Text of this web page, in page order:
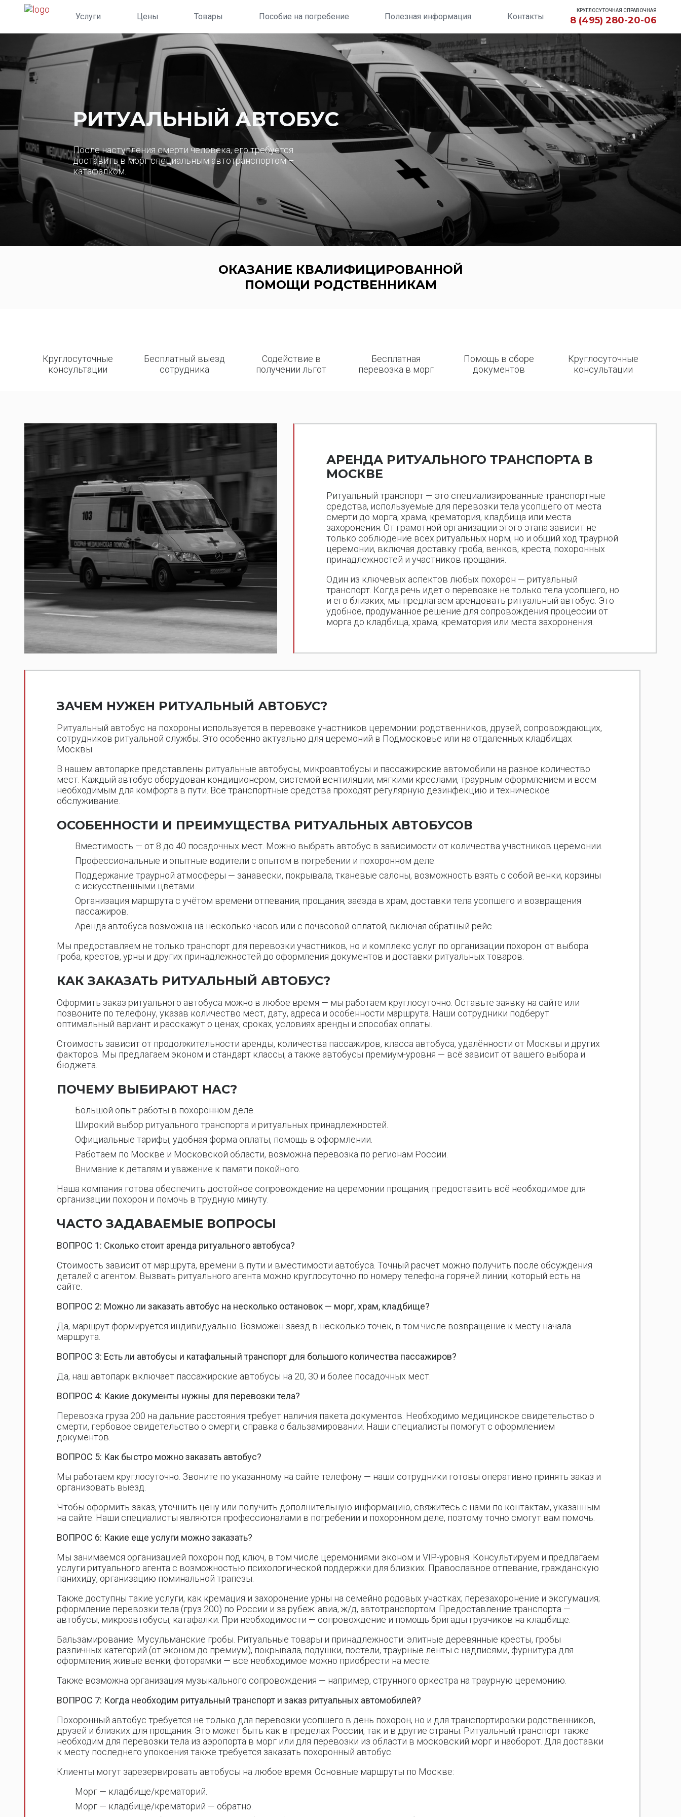
Услуги Цены Товары Пособие на погребение Полезная информация Контакты
КРУГЛОСУТОЧНАЯ СПРАВОЧНАЯ
8 (495) 280-20-06
РИТУАЛЬНЫЙ АВТОБУС
После наступления смерти человека, его требуется
доставить в морг специальным автотранспортом –
катафалком.
ОКАЗАНИЕ КВАЛИФИЦИРОВАННОЙ
ПОМОЩИ РОДСТВЕННИКАМ
Круглосуточные
консультации
Бесплатный выезд
сотрудника
Содействие в
получении льгот
Бесплатная
перевозка в морг
Помощь в сборе
документов
Круглосуточные
консультации
АРЕНДА РИТУАЛЬНОГО ТРАНСПОРТА В
МОСКВЕ
Ритуальный транспорт — это специализированные транспортные
средства, используемые для перевозки тела усопшего от места
смерти до морга, храма, крематория, кладбища или места
захоронения. От грамотной организации этого этапа зависит не
только соблюдение всех ритуальных норм, но и общий ход траурной
церемонии, включая доставку гроба, венков, креста, похоронных
принадлежностей и участников прощания.
Один из ключевых аспектов любых похорон — ритуальный
транспорт. Когда речь идет о перевозке не только тела усопшего, но
и его близких, мы предлагаем арендовать ритуальный автобус. Это
удобное, продуманное решение для сопровождения процессии от
морга до кладбища, храма, крематория или места захоронения.
ЗАЧЕМ НУЖЕН РИТУАЛЬНЫЙ АВТОБУС?
Ритуальный автобус на похороны используется в перевозке участников церемонии: родственников, друзей, сопровождающих,
сотрудников ритуальной службы. Это особенно актуально для церемоний в Подмосковье или на отдаленных кладбищах
Москвы.
В нашем автопарке представлены ритуальные автобусы, микроавтобусы и пассажирские автомобили на разное количество
мест. Каждый автобус оборудован кондиционером, системой вентиляции, мягкими креслами, траурным оформлением и всем
необходимым для комфорта в пути. Все транспортные средства проходят регулярную дезинфекцию и техническое
обслуживание.
ОСОБЕННОСТИ И ПРЕИМУЩЕСТВА РИТУАЛЬНЫХ АВТОБУСОВ
Вместимость — от 8 до 40 посадочных мест. Можно выбрать автобус в зависимости от количества участников церемонии.
Профессиональные и опытные водители с опытом в погребении и похоронном деле.
Поддержание траурной атмосферы — занавески, покрывала, тканевые салоны, возможность взять с собой венки, корзины
с искусственными цветами.
Организация маршрута с учётом времени отпевания, прощания, заезда в храм, доставки тела усопшего и возвращения
пассажиров.
Аренда автобуса возможна на несколько часов или с почасовой оплатой, включая обратный рейс.
Мы предоставляем не только транспорт для перевозки участников, но и комплекс услуг по организации похорон: от выбора
гроба, крестов, урны и других принадлежностей до оформления документов и доставки ритуальных товаров.
КАК ЗАКАЗАТЬ РИТУАЛЬНЫЙ АВТОБУС?
Оформить заказ ритуального автобуса можно в любое время — мы работаем круглосуточно. Оставьте заявку на сайте или
позвоните по телефону, указав количество мест, дату, адреса и особенности маршрута. Наши сотрудники подберут
оптимальный вариант и расскажут о ценах, сроках, условиях аренды и способах оплаты.
Стоимость зависит от продолжительности аренды, количества пассажиров, класса автобуса, удалённости от Москвы и других
факторов. Мы предлагаем эконом и стандарт классы, а также автобусы премиум-уровня — всё зависит от вашего выбора и
бюджета.
ПОЧЕМУ ВЫБИРАЮТ НАС?
Большой опыт работы в похоронном деле.
Широкий выбор ритуального транспорта и ритуальных принадлежностей.
Официальные тарифы, удобная форма оплаты, помощь в оформлении.
Работаем по Москве и Московской области, возможна перевозка по регионам России.
Внимание к деталям и уважение к памяти покойного.
Наша компания готова обеспечить достойное сопровождение на церемонии прощания, предоставить всё необходимое для
организации похорон и помочь в трудную минуту.
ЧАСТО ЗАДАВАЕМЫЕ ВОПРОСЫ
ВОПРОС 1: Сколько стоит аренда ритуального автобуса?
Стоимость зависит от маршрута, времени в пути и вместимости автобуса. Точный расчет можно получить после обсуждения
деталей с агентом. Вызвать ритуального агента можно круглосуточно по номеру телефона горячей линии, который есть на
сайте.
ВОПРОС 2: Можно ли заказать автобус на несколько остановок — морг, храм, кладбище?
Да, маршрут формируется индивидуально. Возможен заезд в несколько точек, в том числе возвращение к месту начала
маршрута.
ВОПРОС 3: Есть ли автобусы и катафальный транспорт для большого количества пассажиров?
Да, наш автопарк включает пассажирские автобусы на 20, 30 и более посадочных мест.
ВОПРОС 4: Какие документы нужны для перевозки тела?
Перевозка груза 200 на дальние расстояния требует наличия пакета документов. Необходимо медицинское свидетельство о
смерти, гербовое свидетельство о смерти, справка о бальзамировании. Наши специалисты помогут с оформлением
документов.
ВОПРОС 5: Как быстро можно заказать автобус?
Мы работаем круглосуточно. Звоните по указанному на сайте телефону — наши сотрудники готовы оперативно принять заказ и
организовать выезд.
Чтобы оформить заказ, уточнить цену или получить дополнительную информацию, свяжитесь с нами по контактам, указанным
на сайте. Наши специалисты являются профессионалами в погребении и похоронном деле, поэтому точно смогут вам помочь.
ВОПРОС 6: Какие еще услуги можно заказать?
Мы занимаемся организацией похорон под ключ, в том числе церемониями эконом и VIP-уровня. Консультируем и предлагаем
услуги ритуального агента с возможностью психологической поддержки для близких. Православное отпевание, гражданскую
панихиду, организацию поминальной трапезы.
Также доступны такие услуги, как кремация и захоронение урны на семейно родовых участках; перезахоронение и эксгумация;
рформление перевозки тела (груз 200) по России и за рубеж: авиа, ж/д, автотранспортом. Предоставление транспорта —
автобусы, микроавтобусы, катафалки. При необходимости — сопровождение и помощь бригады грузчиков на кладбище.
Бальзамирование. Мусульманские гробы. Ритуальные товары и принадлежности: элитные деревянные кресты, гробы
различных категорий (от эконом до премиум), покрывала, подушки, постели, траурные ленты с надписями, фурнитура для
оформления, живые венки, фоторамки — всё необходимое можно приобрести на месте.
Также возможна организация музыкального сопровождения — например, струнного оркестра на траурную церемонию.
ВОПРОС 7: Когда необходим ритуальный транспорт и заказ ритуальных автомобилей?
Похоронный автобус требуется не только для перевозки усопшего в день похорон, но и для транспортировки родственников,
друзей и близких для прощания. Это может быть как в пределах России, так и в другие страны. Ритуальный транспорт также
необходим для перевозки тела из аэропорта в морг или для перевозки из области в московский морг и наоборот. Для доставки
к месту последнего упокоения также требуется заказать похоронный автобус.
Клиенты могут зарезервировать автобусы на любое время. Основные маршруты по Москве:
Морг — кладбище/крематорий.
Морг — кладбище/крематорий — обратно.